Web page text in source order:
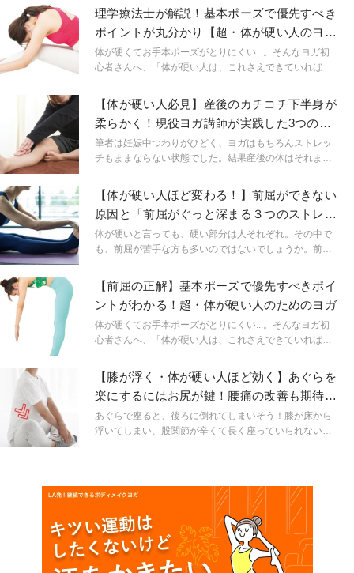
理学療法士が解説！基本ポーズで優先すべき
ポイントが丸分かり【超・体が硬い人のヨガ
ポーズの正解】
体が硬くてお手本ポーズがとりにくい...。そんなヨガ初
心者さんへ、「体が硬い人は、これさえできていればOK
り方をご紹介!
【体が硬い人必見】産後のカチコチ下半身が
柔らかく！現役ヨガ講師が実践した3つの方
法
筆者は妊娠中つわりがひどく、ヨガはもちろんストレッ
チもままならない状態でした。結果産後の体はそれまで
チに。どのようにその状態から柔らかくかをお伝えして
いきます。
【体が硬い人ほど変わる！】前屈ができない
原因と「前屈がぐっと深まる３つのストレッ
チ」
体が硬いと言っても、硬い部分は人それぞれ。その中で
も、前屈が苦手な方も多いのではないでしょうか。前屈
やお尻など一部の筋肉の固まりにある可能性が。今日は
前屈ができない原因のお話です。
【前屈の正解】基本ポーズで優先すべきポイ
ントがわかる！超・体が硬い人のためのヨガ
体が硬くてお手本ポーズがとりにくい...。そんなヨガ初
心者さんへ、「体が硬い人は、これさえできていればOK
り方をご紹介!
【膝が浮く・体が硬い人ほど効く】あぐらを
楽にするにはお尻が鍵！腰痛の改善も期待で
きる「ヨガトレ」
あぐらで座ると、後ろに倒れてしまいそう！膝が床から
浮いてしまい、股関節が辛くて長く座っていられない！